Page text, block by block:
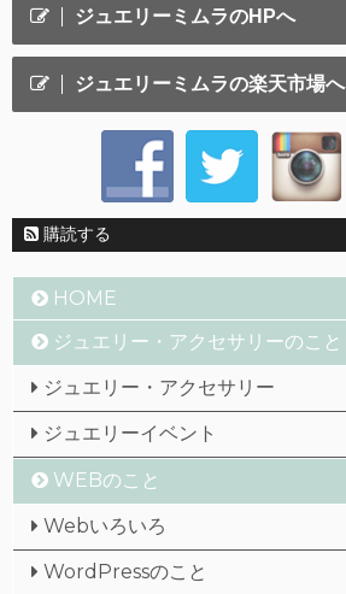
ジュエリーミムラのHPへ
ジュエリーミムラの楽天市場へ
購読する
HOME
ジュエリー・アクセサリーのこと
ジュエリー・アクセサリー
ジュエリーイベント
WEBのこと
Webいろいろ
WordPressのこと